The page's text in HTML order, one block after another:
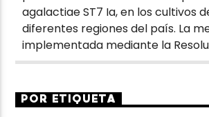
agalactiae ST7 Ia, en los cultivos
diferentes regiones del país. La
implementada mediante la
POR ETIQUETA